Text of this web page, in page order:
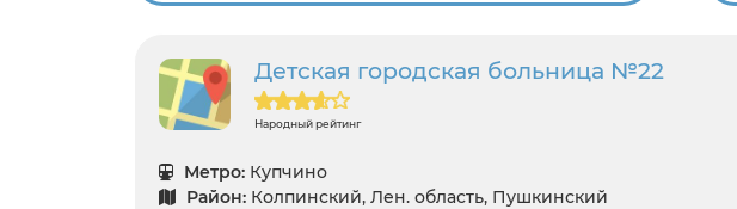
Детская городская больница №22
Народный рейтинг
Метро: Купчино
Район: Колпинский, Лен. область, Пушкинский